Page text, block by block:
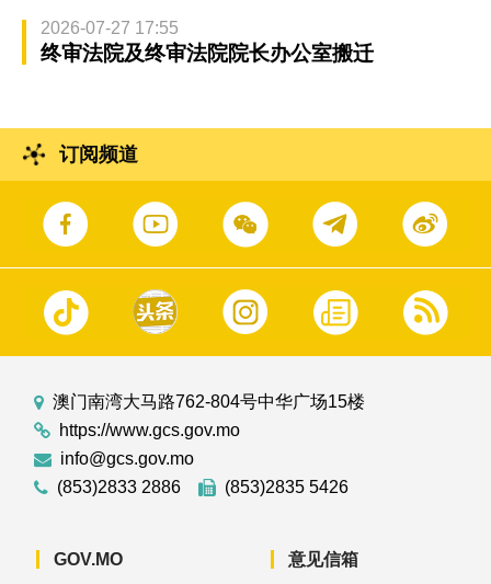
2026-07-27 17:55
终审法院及终审法院院长办公室搬迁
订阅频道
澳门南湾大马路762-804号中华广场15楼
https://www.gcs.gov.mo
info@gcs.gov.mo
(853)2833 2886
(853)2835 5426
GOV.MO 意见信箱